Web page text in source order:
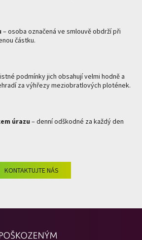
– osoba označená ve smlouvě obdrží při
částku.
podmínky jich obsahují velmi hodně a
za výhřezy meziobratlových plotének.
úrazu – denní odškodné za každý den
KONTAKTUJTE NÁS